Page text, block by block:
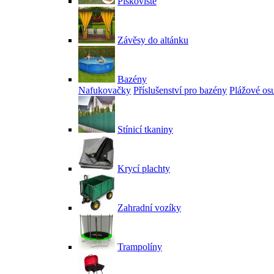
Závěsy do altánku
Bazény
Nafukovačky Příslušenství pro bazény Plážové
Stínicí tkaniny
Krycí plachty
Zahradní vozíky
Trampolíny